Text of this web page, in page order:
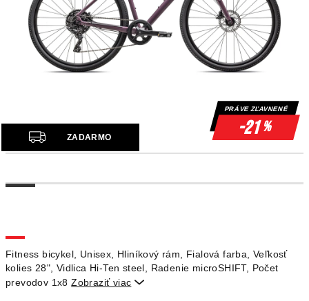
Fitness bicykel, Unisex, Hliníkový rám, Fialová farba, Veľkosť
kolies 28", Vidlica Hi-Ten steel, Radenie microSHIFT, Počet
prevodov 1x8Zobraziť viac 
Z
A
A
ZADARMO
PRÁVE ZĽAVNENÉ
-21%